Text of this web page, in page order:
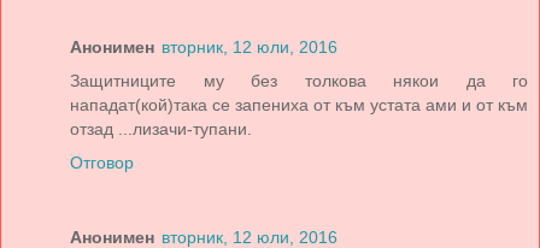
Анонимен вторник, 12 юли, 2016
Защитниците му без толкова някои да го
нападат(кой)така се запениха от към устата ами и от към
отзад ...лизачи-тупани.
Отговор
Анонимен вторник, 12 юли, 2016